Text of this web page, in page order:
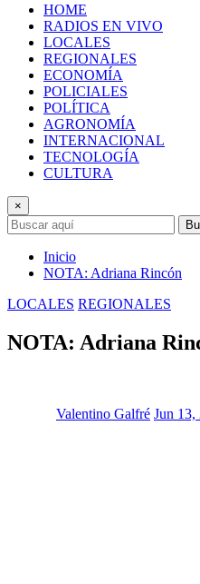
HOME
RADIOS EN VIVO
LOCALES
REGIONALES
ECONOMÍA
POLICIALES
POLÍTICA
AGRONOMÍA
INTERNACIONAL
TECNOLOGÍA
CULTURA
×
Inicio
NOTA: Adriana Rincón
LOCALES REGIONALES
NOTA: Adriana
Valentino Galfré Jun 13,